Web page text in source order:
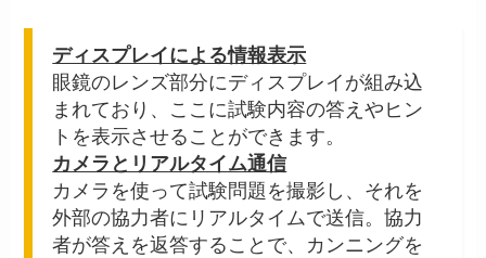
ディスプレイによる情報表示
眼鏡のレンズ部分にディスプレイが組み込
まれており、ここに試験内容の答えやヒン
トを表示させることができます。
カメラとリアルタイム通信
カメラを使って試験問題を撮影し、それを
外部の協力者にリアルタイムで送信。協力
者が答えを返答することで、カンニングを